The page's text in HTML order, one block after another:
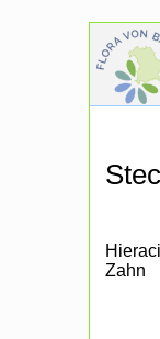
Zahn